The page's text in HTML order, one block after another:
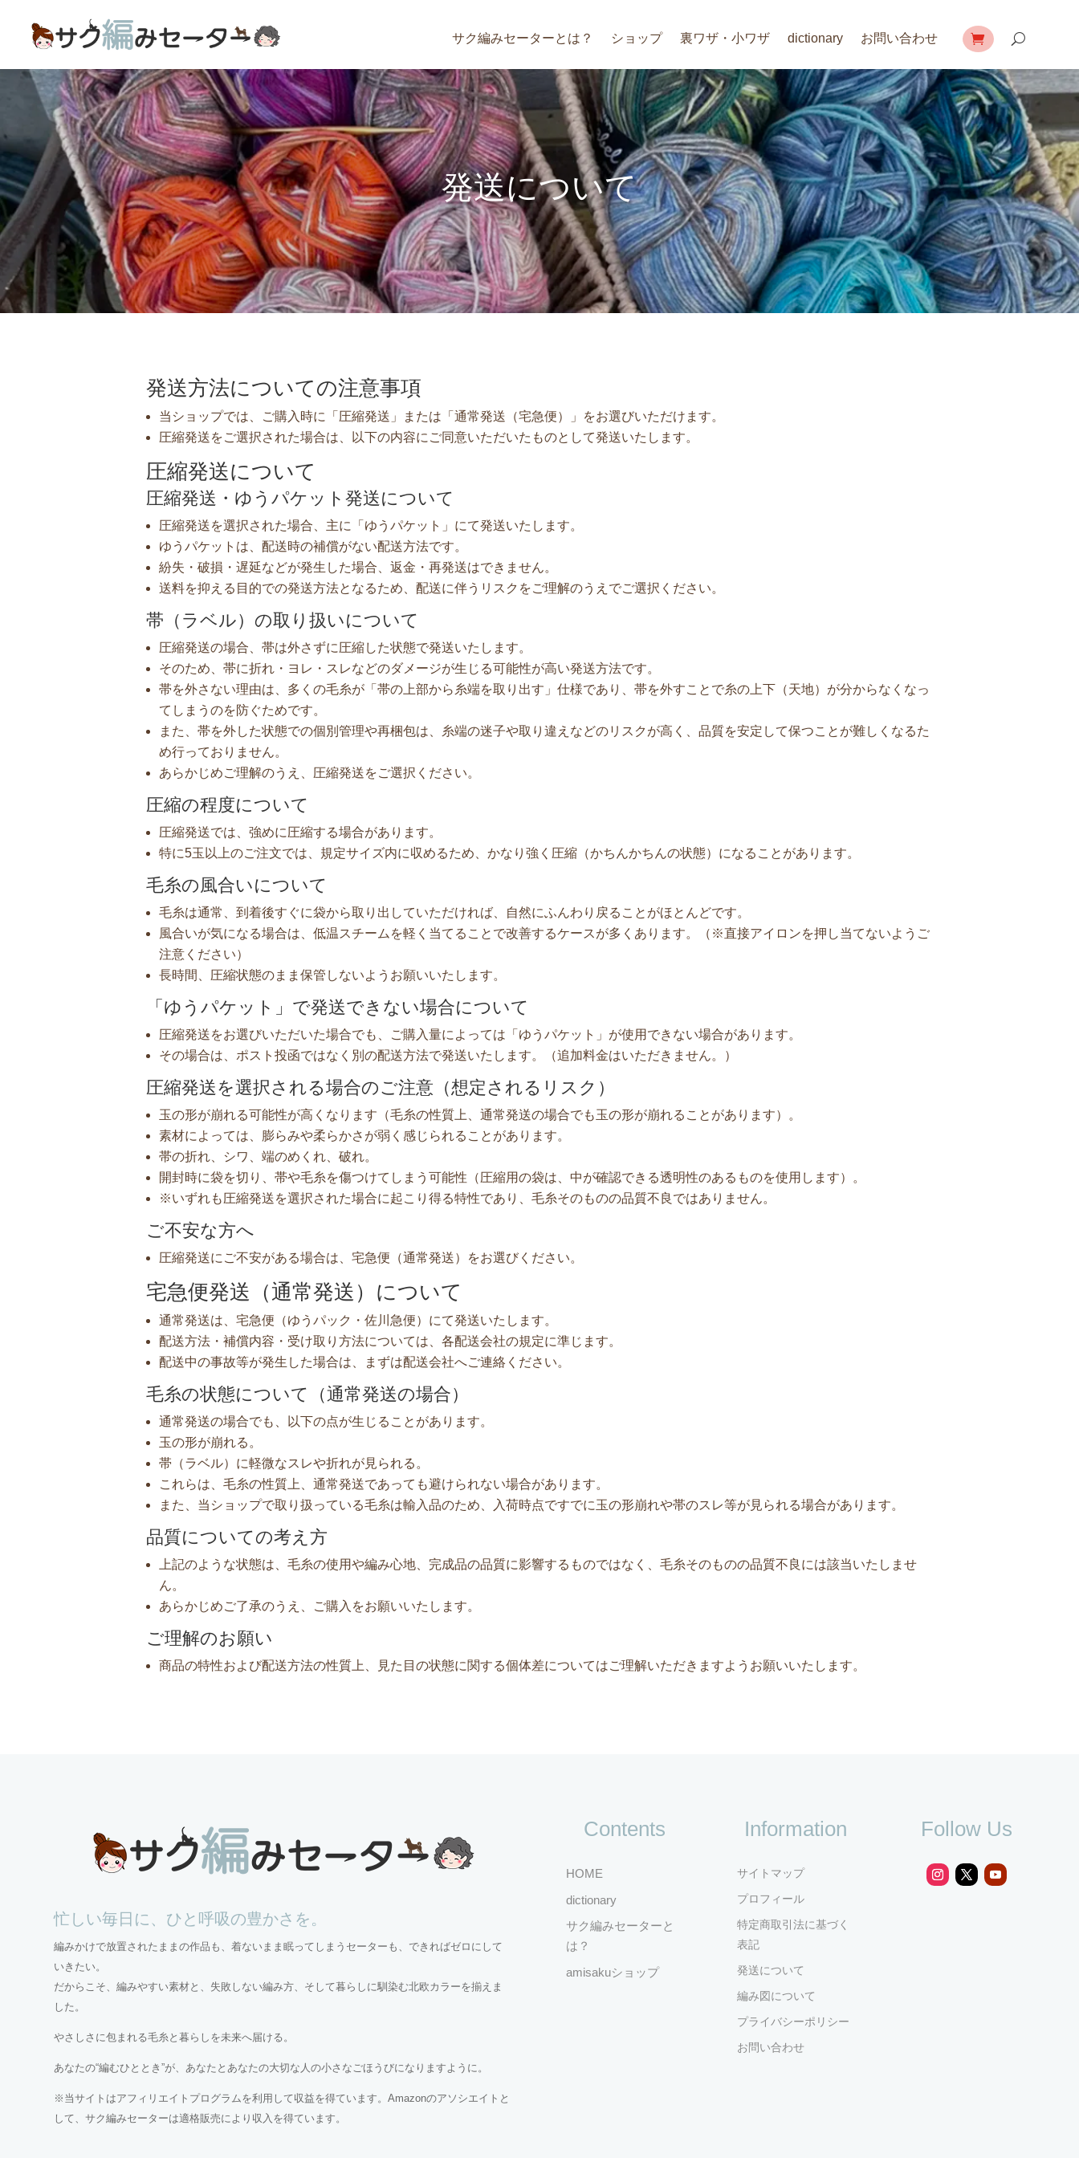
サク編みセーターとは？ ショップ 裏ワザ・小ワザ dictionary お問い合わせ
発送について
発送方法についての注意事項
当ショップでは、ご購入時に「圧縮発送」または「通常発送（宅急便）」をお選びいただけます。
圧縮発送をご選択された場合は、以下の内容にご同意いただいたものとして発送いたします。
圧縮発送について
圧縮発送・ゆうパケット発送について
圧縮発送を選択された場合、主に「ゆうパケット」にて発送いたします。
ゆうパケットは、配送時の補償がない配送方法です。
紛失・破損・遅延などが発生した場合、返金・再発送はできません。
送料を抑える目的での発送方法となるため、配送に伴うリスクをご理解のうえでご選択ください。
帯（ラベル）の取り扱いについて
圧縮発送の場合、帯は外さずに圧縮した状態で発送いたします。
そのため、帯に折れ・ヨレ・スレなどのダメージが生じる可能性が高い発送方法です。
帯を外さない理由は、多くの毛糸が「帯の上部から糸端を取り出す」仕様であり、帯を外すことで糸の上下（天地）が分からなくなっ
てしまうのを防ぐためです。
また、帯を外した状態での個別管理や再梱包は、糸端の迷子や取り違えなどのリスクが高く、品質を安定して保つことが難しくなるた
め行っておりません。
あらかじめご理解のうえ、圧縮発送をご選択ください。
圧縮の程度について
圧縮発送では、強めに圧縮する場合があります。
特に5玉以上のご注文では、規定サイズ内に収めるため、かなり強く圧縮（かちんかちんの状態）になることがあります。
毛糸の風合いについて
毛糸は通常、到着後すぐに袋から取り出していただければ、自然にふんわり戻ることがほとんどです。
風合いが気になる場合は、低温スチームを軽く当てることで改善するケースが多くあります。（※直接アイロンを押し当てないようご
注意ください）
長時間、圧縮状態のまま保管しないようお願いいたします。
「ゆうパケット」で発送できない場合について
圧縮発送をお選びいただいた場合でも、ご購入量によっては「ゆうパケット」が使用できない場合があります。
その場合は、ポスト投函ではなく別の配送方法で発送いたします。（追加料金はいただきません。）
圧縮発送を選択される場合のご注意（想定されるリスク）
玉の形が崩れる可能性が高くなります（毛糸の性質上、通常発送の場合でも玉の形が崩れることがあります）。
素材によっては、膨らみや柔らかさが弱く感じられることがあります。
帯の折れ、シワ、端のめくれ、破れ。
開封時に袋を切り、帯や毛糸を傷つけてしまう可能性（圧縮用の袋は、中が確認できる透明性のあるものを使用します）。
※いずれも圧縮発送を選択された場合に起こり得る特性であり、毛糸そのものの品質不良ではありません。
ご不安な方へ
圧縮発送にご不安がある場合は、宅急便（通常発送）をお選びください。
宅急便発送（通常発送）について
通常発送は、宅急便（ゆうパック・佐川急便）にて発送いたします。
配送方法・補償内容・受け取り方法については、各配送会社の規定に準じます。
配送中の事故等が発生した場合は、まずは配送会社へご連絡ください。
毛糸の状態について（通常発送の場合）
通常発送の場合でも、以下の点が生じることがあります。
玉の形が崩れる。
帯（ラベル）に軽微なスレや折れが見られる。
これらは、毛糸の性質上、通常発送であっても避けられない場合があります。
また、当ショップで取り扱っている毛糸は輸入品のため、入荷時点ですでに玉の形崩れや帯のスレ等が見られる場合があります。
品質についての考え方
上記のような状態は、毛糸の使用や編み心地、完成品の品質に影響するものではなく、毛糸そのものの品質不良には該当いたしませ
ん。
あらかじめご了承のうえ、ご購入をお願いいたします。
ご理解のお願い
商品の特性および配送方法の性質上、見た目の状態に関する個体差についてはご理解いただきますようお願いいたします。
忙しい毎日に、ひと呼吸の豊かさを。
編みかけで放置されたままの作品も、着ないまま眠ってしまうセーターも、できればゼロにして
いきたい。
だからこそ、編みやすい素材と、失敗しない編み方、そして暮らしに馴染む北欧カラーを揃えま
した。
やさしさに包まれる毛糸と暮らしを未来へ届ける。
あなたの“編むひととき”が、あなたとあなたの大切な人の小さなごほうびになりますように。
※当サイトはアフィリエイトプログラムを利用して収益を得ています。Amazonのアソシエイトと
して、サク編みセーターは適格販売により収入を得ています。
Contents
HOME
dictionary
サク編みセーターと
は？
amisakuショップ
Information
サイトマップ
プロフィール
特定商取引法に基づく
表記
発送について
編み図について
プライバシーポリシー
お問い合わせ
Follow Us